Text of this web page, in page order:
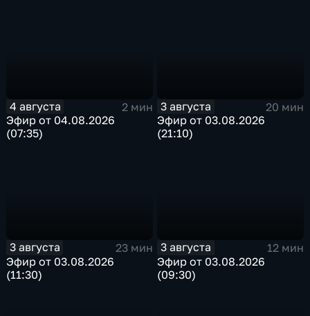
4 августа
2 мин
Эфир от 04.08.2026
(07:35)
3 августа
20 мин
Эфир от 03.08.2026
(21:10)
3 августа
23 мин
Эфир от 03.08.2026
(11:30)
3 августа
12 мин
Эфир от 03.08.2026
(09:30)